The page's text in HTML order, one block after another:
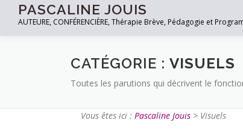
PASCALINE JOUIS
AUTEURE, CONFÉRENCIÈRE, Thérapie Brève, Pédagogie et
CATÉGORIE : VISUELS
Toutes les parutions qui décrivent le
Vous êtes ici :Pascaline Jouis > Visuels